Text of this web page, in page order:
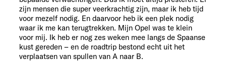
zijn mensen die super veerkrachtig zijn, maar ik heb tijd
voor mezelf nodig. En daarvoor heb ik een plek nodig
waar ik me kan terugtrekken. Mijn Opel was te klein
voor mij. Ik heb er nog zes weken mee langs de Spaanse
kust gereden – en de roadtrip bestond echt uit het
verplaatsen van spullen van A naar B.